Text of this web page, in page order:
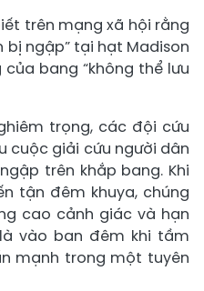
trên mạng xã hội rằng
bị ngập” tại hạt Madison
bang “không thể lưu
trọng, các đội cứu
cuộc giải cứu người dân
trên khắp bang. Khi
tận đêm khuya, chúng
cao cảnh giác và hạn
vào ban đêm khi tầm
mạnh trong một tuyên